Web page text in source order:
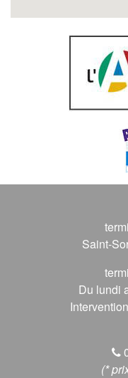
Saint-
Du lundi
(*